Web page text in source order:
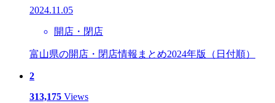
2024.11.05
開店・閉店
富山県の開店・閉店情報まとめ2024年版（日付順）
2
313,175 Views